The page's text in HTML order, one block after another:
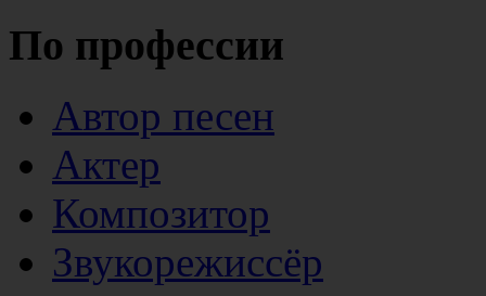
По профессии
Автор песен
Актер
Композитор
Звукорежиссёр